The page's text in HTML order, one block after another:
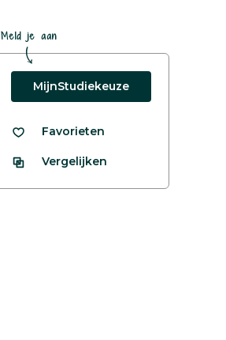
Meld je aan
MijnStudiekeuze
Favorieten
Vergelijken